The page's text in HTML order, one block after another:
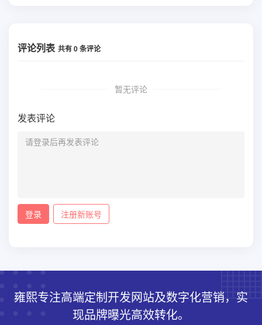
评论列表 共有0条评论
暂无评论
发表评论
登录 注册新账号
雍熙专注高端定制开发网站及数字化营销，实
现品牌曝光高效转化。